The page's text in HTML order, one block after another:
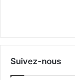
Suivez-nous